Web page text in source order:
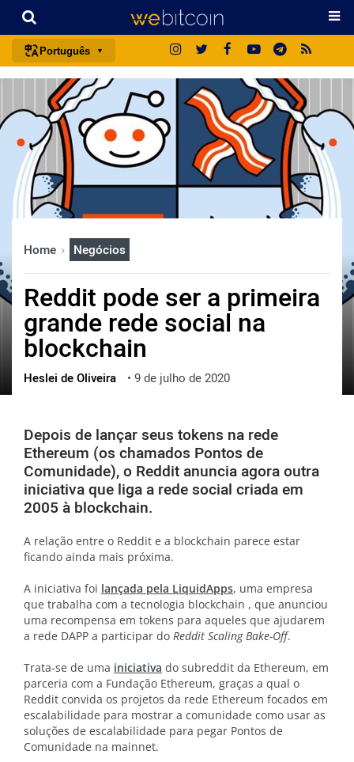
Português
português (BR)
english
español
français
italiano
deutsch
中文
한국어
العربية
ไทย
ქართული
vietnamese
Home Negócios
Reddit pode ser a primeira
grande rede social na
blockchain
Heslei de Oliveira • 9 de julho de 2020
Depois de lançar seus tokens na rede
Ethereum (os chamados Pontos de
Comunidade), o Reddit anuncia agora outra
iniciativa que liga a rede social criada em
2005 à blockchain.
A relação entre o Reddit e a blockchain parece estar
ficando ainda mais próxima.
A iniciativa foi lançada pela LiquidApps, uma empresa
que trabalha com a tecnologia blockchain , que anunciou
uma recompensa em tokens para aqueles que ajudarem
a rede DAPP a participar do Reddit Scaling Bake-Off.
Trata-se de uma iniciativa do subreddit da Ethereum, em
parceria com a Fundação Ethereum, graças a qual o
Reddit convida os projetos da rede Ethereum focados em
escalabilidade para mostrar a comunidade como usar as
soluções de escalabilidade para pegar Pontos de
Comunidade na mainnet.